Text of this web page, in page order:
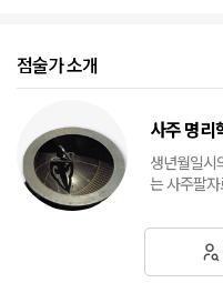
점술가 소개
사주 명리
생년월일시
는 사주팔